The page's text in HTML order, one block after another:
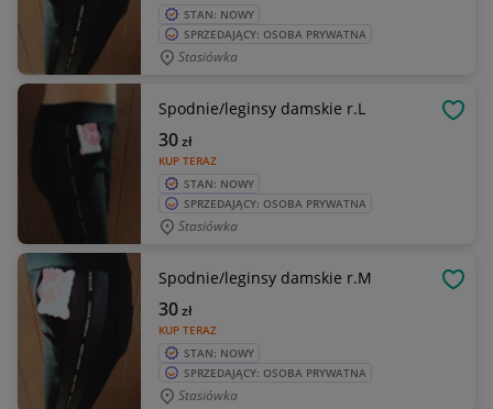
STAN: NOWY
SPRZEDAJĄCY: OSOBA PRYWATNA
Stasiówka
Spodnie/leginsy damskie r.L
KUP TERAZ
30zł
STAN: NOWY
SPRZEDAJĄCY: OSOBA PRYWATNA
Stasiówka
Spodnie/leginsy damskie r.M
KUP TERAZ
30zł
STAN: NOWY
SPRZEDAJĄCY: OSOBA PRYWATNA
Stasiówka